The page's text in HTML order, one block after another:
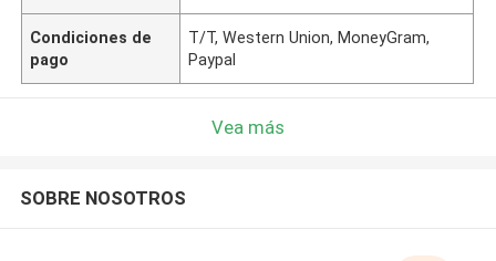
Condiciones de
pago
T/T, Western Union, MoneyGram,
Paypal
Vea más
SOBRE NOSOTROS